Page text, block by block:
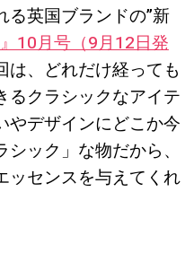
る英国ブランドの”新
10月号（9月12日発
は、どれだけ経っても
るクラシックなアイテ
やデザインにどこか今
ック」な物だから、
ッセンスを与えてくれ